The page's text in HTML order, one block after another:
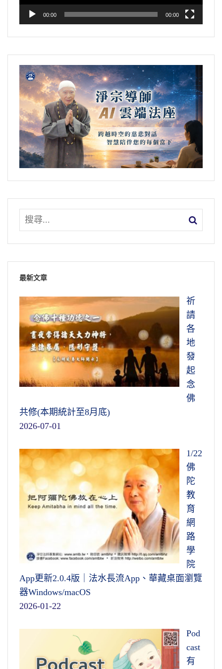
00:00 00:00
最新文章
祈
請
各
地
發
起
念
佛
共修(本期統計至8月底)
2026-07-01
1/22
佛
陀
教
育
網
路
學
院
App更新2.0.4版｜法水長流App、華藏桌面瀏覽
器Windows/macOS
2026-01-22
Pod
cast
有